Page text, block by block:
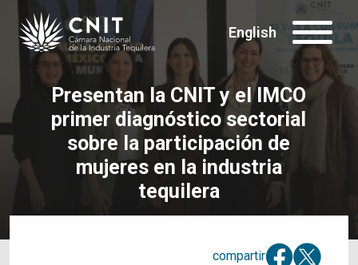
English
Presentan la CNIT y el IMCO
primer diagnóstico sectorial
sobre la participación de
mujeres en la industria
tequilera
compartir